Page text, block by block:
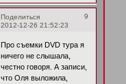
Поделиться
9
2012-12-26 21:52:23
Про съемки DVD тура я
ничего не слышала,
честно говоря. А записи,
что Оля выложила,